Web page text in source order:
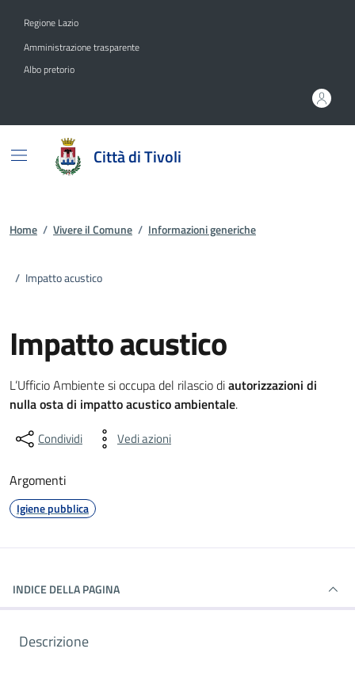
Regione Lazio
Amministrazione trasparente
Albo pretorio
Città di Tivoli
Home / Vivere il Comune / Informazioni generiche
/ Impatto acustico
Impatto acustico
Dettagli dell'informazione
L’Ufficio Ambiente si occupa del rilascio diautorizzazioni di
nulla osta di impatto acustico ambientale.
Condividi Vedi azioni
Argomenti
Igiene pubblica
INDICE DELLA PAGINA
Descrizione